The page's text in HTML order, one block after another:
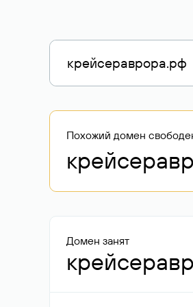
Похожий домен
Домен занят